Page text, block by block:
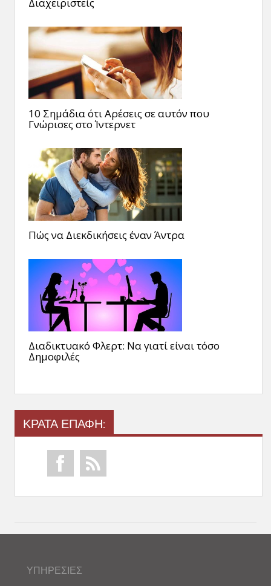
10 Σημάδια ότι Αρέσεις σε αυτόν που
Γνώρισες στο Ίντερνετ
Πώς να Διεκδικήσεις έναν Άντρα
Διαδικτυακό Φλερτ: Να γιατί είναι τόσο
Δημοφιλές
ΚΡΑΤΑ ΕΠΑΦΗ:
ΥΠΗΡΕΣΙΕΣ